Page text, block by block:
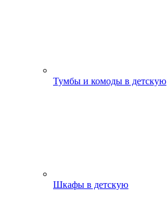
Тумбы и комоды в детскую
Шкафы в детскую